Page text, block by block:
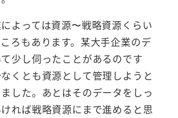
よっては資源〜戦略資源くらい
ろもあります。某大手企業のデ
少し伺ったことがあるのです
くとも資源として管理しようと
した。あとはそのデータをしっ
れば戦略資源にまで進めると思